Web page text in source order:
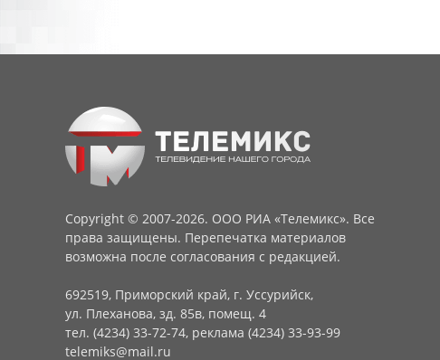
Copyright © 2007-2026. ООО РИА «Телемикс». Все
права защищены. Перепечатка материалов
возможна после согласования с редакцией.
692519, Приморский край, г. Уссурийск,
ул. Плеханова, зд. 85в, помещ. 4
тел. (4234) 33-72-74, реклама (4234) 33-93-99
telemiks@mail.ru